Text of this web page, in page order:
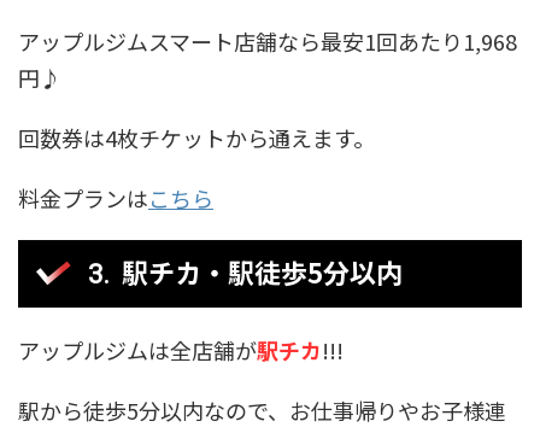
アップルジムスマート店舗なら最安1回あたり1,968
円♪
回数券は4枚チケットから通えます。
料金プランはこちら
駅チカ・駅徒歩5分以内
アップルジムは全店舗が駅チカ!!!
駅から徒歩5分以内なので、お仕事帰りやお子様連